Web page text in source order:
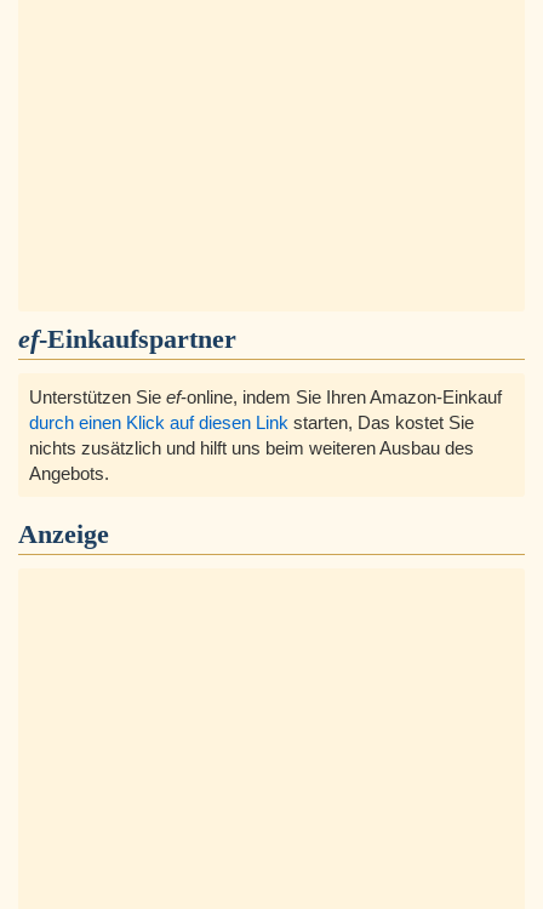
ef-Einkaufspartner
Unterstützen Sie ef-online, indem Sie Ihren Amazon-Einkauf
durch einen Klick auf diesen Link starten, Das kostet Sie
nichts zusätzlich und hilft uns beim weiteren Ausbau des
Angebots.
Anzeige